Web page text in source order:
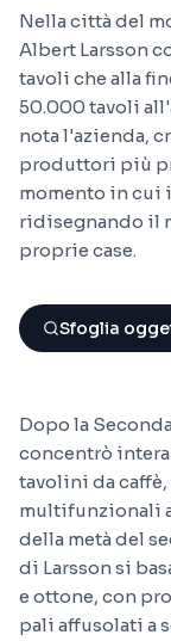
Nella città del
Albert Larsson
tavoli che alla
50.000 tavoli
nota l'azienda,
produttori più
momento in cui
ridisegnando il
proprie case.
Sfoglia
Dopo la
concentrò
tavolini da
multifunzionali
della metà del
di Larsson si
e ottone, con
pali affusolati a